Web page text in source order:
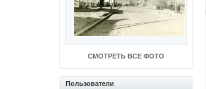
СМОТРЕТЬ ВСЕ ФОТО
Пользователи